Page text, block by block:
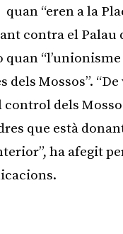
“eren a la
contra el Palau
quan
dels Mossos”.
control dels
que està
ha afegit